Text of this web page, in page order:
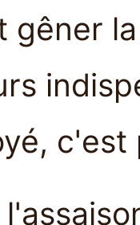
gêner
c'est